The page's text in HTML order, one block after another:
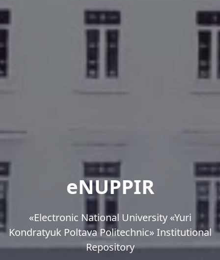
eNUPPIR
«Еlectronic National University «Yuri
Kondratyuk Poltava Politechnic» Institutional
Repository